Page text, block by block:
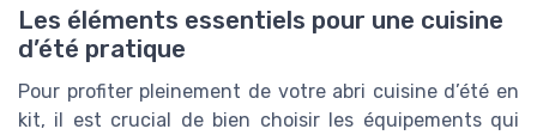
Les éléments essentiels pour une cuisine
d’été pratique
Pour profiter pleinement de votre abri cuisine d’été en
kit, il est crucial de bien choisir les équipements qui